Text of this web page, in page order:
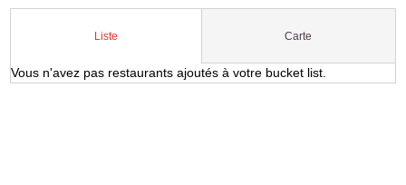
Liste Carte
Vous n'avez pas restaurants ajoutés à votre bucket list.